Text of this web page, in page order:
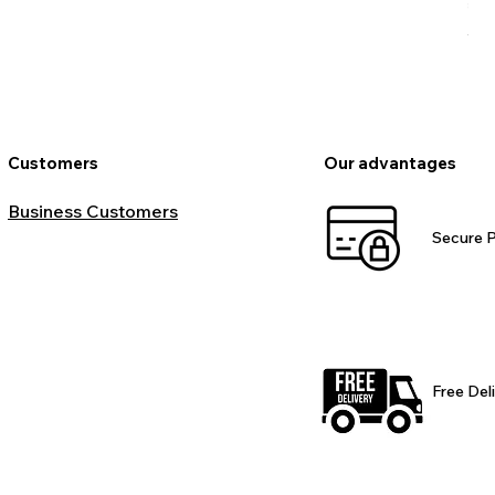
Customers
Business Customers
Our advantages
Secure
Free